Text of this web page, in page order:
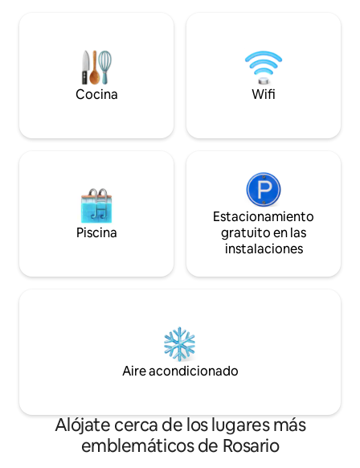
Piscina, gimnasio. - Bar en planta baja
aireado y
Ofrecemos una
es tal cual se
Cocina Wifi
Piscina
Estacionamiento
gratuito en las
instalaciones
Aire acondicionado
Alójate cerca de los lugares más
emblemáticos de Rosario